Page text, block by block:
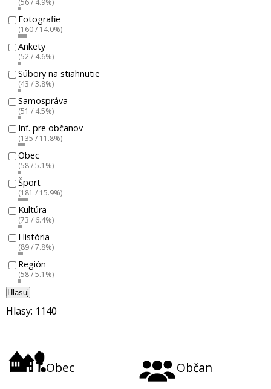
Fotografie
(160 / 14.0%)
Ankety
(52 / 4.6%)
Súbory na stiahnutie
(43 / 3.8%)
Samospráva
(51 / 4.5%)
Inf. pre občanov
(135 / 11.8%)
Obec
(58 / 5.1%)
Šport
(181 / 15.9%)
Kultúra
(73 / 6.4%)
História
(89 / 7.8%)
Región
(58 / 5.1%)
Hlasuj
Hlasy: 1140
Obec Občan